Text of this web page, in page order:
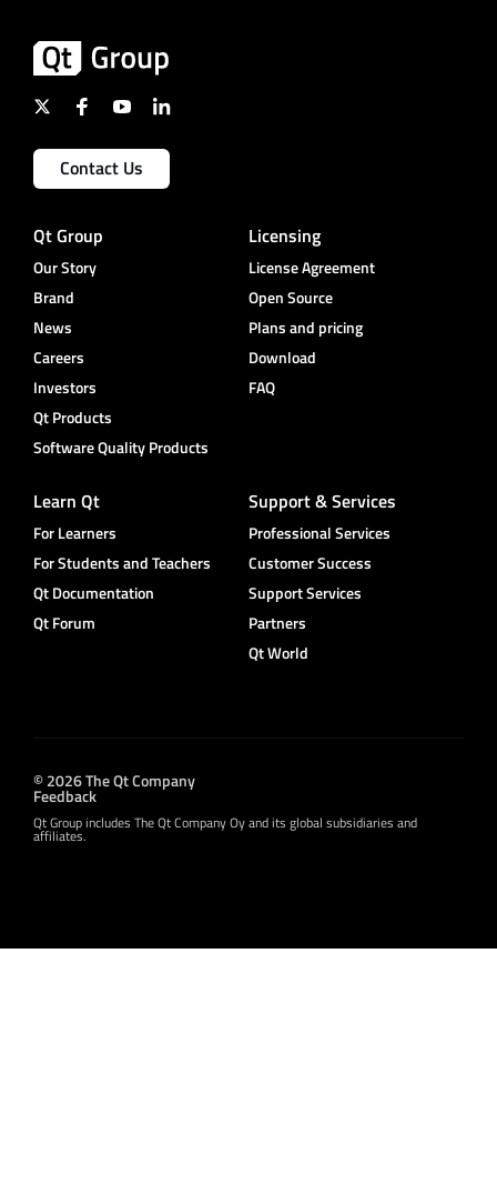
Contact Us
Qt Group
Our Story
Brand
News
Careers
Investors
Qt Products
Software Quality Products
Licensing
License Agreement
Open Source
Plans and pricing
Download
FAQ
Learn Qt
For Learners
For Students and Teachers
Qt Documentation
Qt Forum
Support & Services
Professional Services
Customer Success
Support Services
Partners
Qt World
© 2026 The Qt Company
Feedback
Qt Group includes The Qt Company Oy and its global subsidiaries and
affiliates.